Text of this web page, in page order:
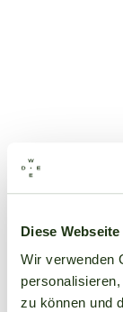
Diese
Wir verwenden
zu können und